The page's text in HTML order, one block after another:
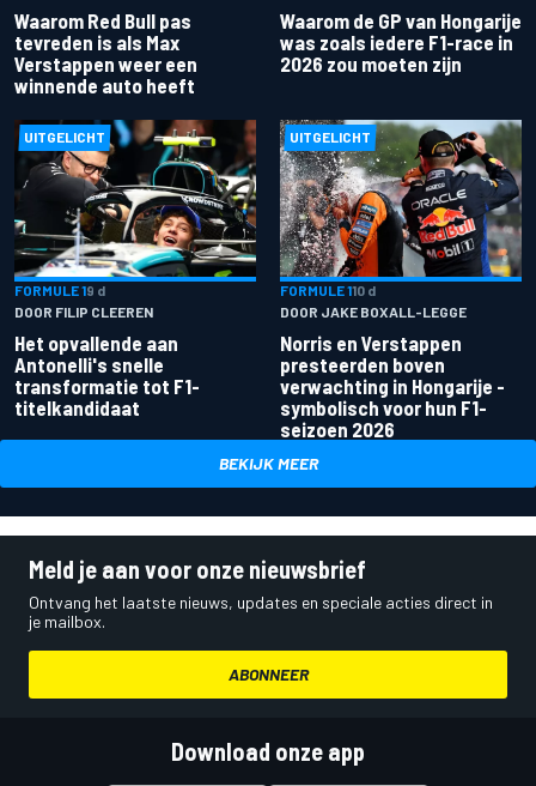
Waarom Red Bull pas
tevreden is als Max
Verstappen weer een
winnende auto heeft
Waarom de GP van Hongarije
was zoals iedere F1-race in
2026 zou moeten zijn
UITGELICHT
FORMULE 19 d
DOOR FILIP CLEEREN
Het opvallende aan
Antonelli's snelle
transformatie tot F1-
titelkandidaat
UITGELICHT
FORMULE 110 d
DOOR JAKE BOXALL-LEGGE
Norris en Verstappen
presteerden boven
verwachting in Hongarije -
symbolisch voor hun F1-
seizoen 2026
BEKIJK MEER
Meld je aan voor onze nieuwsbrief
Ontvang het laatste nieuws, updates en speciale acties direct in
je mailbox.
ABONNEER
Download onze app